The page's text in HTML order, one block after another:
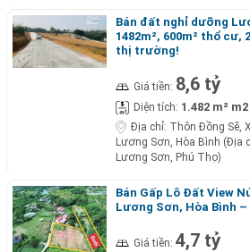
Bán đất nghỉ dưỡng
1482m², 600m² thổ
thị trường!
Giá tiền: 8,6 tỷ
Diện tích: 1.482 m² m2
Địa chỉ: Thôn Đồng Sẽ,
Lương Sơn, Hòa Bình (Địa
Lương Sơn, Phú Thọ)
Bán Gấp Lô Đất View
Lương Sơn, Hòa Bình
Giá tiền: 4,7 tỷ